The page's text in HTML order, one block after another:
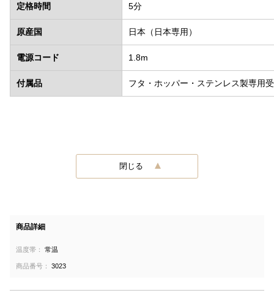
定格時間 5分
原産国 日本（日本専用）
電源コード 1.8m
付属品 フタ・ホッパー・ステンレス製専用
閉じる
商品詳細
温度帯： 常温
商品番号： 3023